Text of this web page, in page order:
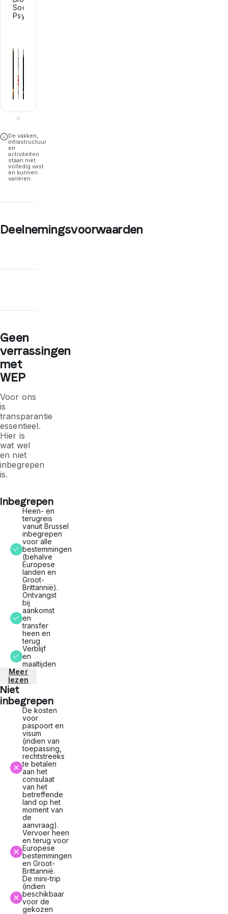
Sociology,
Psychology.
De vakken,
infrastructuur
en
activiteiten
staan niet
volledig vast
en kunnen
variëren.
Deelnemingsvoorwaarden
Geen
verrassingen
met
WEP
Voor ons
is
transparantie
essentieel.
Hier is
wat wel
en niet
inbegrepen
is.
Inbegrepen
Heen- en
terugreis
vanuit Brussel
inbegrepen
voor alle
bestemmingen
(behalve
Europese
landen en
Groot-
Brittannië).
Ontvangst
bij
aankomst
en
transfer
heen en
terug
Verblijf
en
maaltijden
Meer
lezen
Niet
inbegrepen
De kosten
voor
paspoort en
visum
(indien van
toepassing,
rechtstreeks
te betalen
aan het
consulaat
van het
betreffende
land op het
moment van
de
aanvraag).
Vervoer heen
en terug voor
Europese
bestemmingen
en Groot-
Brittannië.
De mini-trip
(indien
beschikbaar
voor de
gekozen